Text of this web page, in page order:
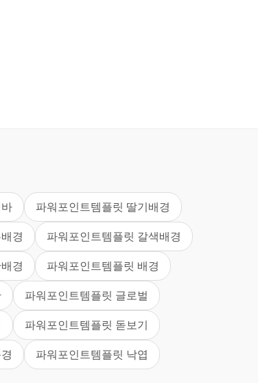
파워포인트템플릿 딸기배경
경 파워포인트템플릿 갈색배경
경 파워포인트템플릿 배경
파워포인트템플릿 글로벌
파워포인트템플릿 돋보기
파워포인트템플릿 낙엽